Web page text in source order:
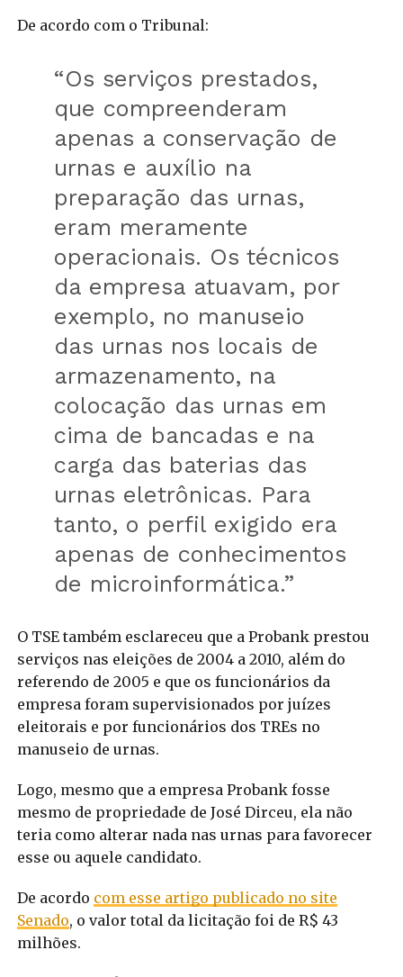
De acordo com o Tribunal:
“Os serviços prestados,
que compreenderam
apenas a conservação de
urnas e auxílio na
preparação das urnas,
eram meramente
operacionais. Os técnicos
da empresa atuavam, por
exemplo, no manuseio
das urnas nos locais de
armazenamento, na
colocação das urnas em
cima de bancadas e na
carga das baterias das
urnas eletrônicas. Para
tanto, o perfil exigido era
apenas de conhecimentos
de microinformática.”
O TSE também esclareceu que a Probank prestou
serviços nas eleições de 2004 a 2010, além do
referendo de 2005 e que os funcionários da
empresa foram supervisionados por juízes
eleitorais e por funcionários dos TREs no
manuseio de urnas.
Logo, mesmo que a empresa Probank fosse
mesmo de propriedade de José Dirceu, ela não
teria como alterar nada nas urnas para favorecer
esse ou aquele candidato.
De acordo com esse artigo publicado no site
Senado, o valor total da licitação foi de R$ 43
milhões.